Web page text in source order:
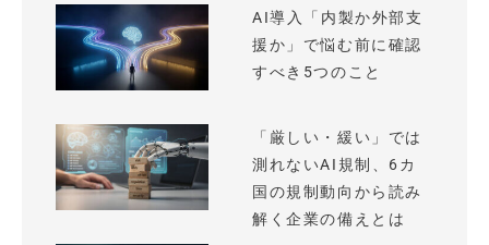
AI導入「内製か外部支
援か」で悩む前に確認
すべき5つのこと
「厳しい・緩い」では
測れないAI規制、6カ
国の規制動向から読み
解く企業の備えとは